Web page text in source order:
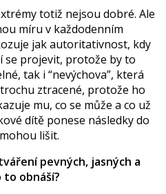
totiž nejsou dobré. Ale
míru v každodenním
jak autoritativnost, kdy
se projevit, protože by to
tak i “nevýchova”, která
ztracené, protože ho
mu, co se může a co už
dítě ponese následky do
lišit.
pevných, jasných a
to obnáší?